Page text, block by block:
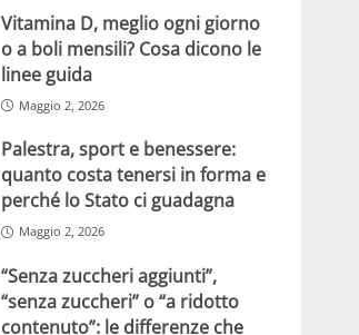
Vitamina D, meglio ogni giorno
o a boli mensili? Cosa dicono le
linee guida
Maggio 2, 2026
Palestra, sport e benessere:
quanto costa tenersi in forma e
perché lo Stato ci guadagna
Maggio 2, 2026
“Senza zuccheri aggiunti”,
“senza zuccheri” o “a ridotto
contenuto”: le differenze che